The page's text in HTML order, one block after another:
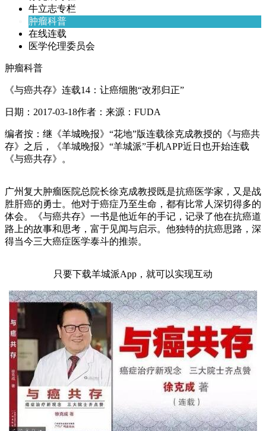
牛立志专栏
肿瘤科普
在线连载
医学伦理委员会
肿瘤科普
《与癌共存》连载14：让癌细胞“改邪归正”
日期： 2017-03-18作者： 来源： FUDA
编者按：继《羊城晚报》“花地”版连载徐克成教授的《与癌共
存》之后，《羊城晚报》“羊城派”手机APP近日也开始连载
《与癌共存》。
广州复大肿瘤医院总院长徐克成教授既是抗癌医学家，又是战
胜肝癌的勇士。他对于癌症乃至生命，都有比常人深切得多的
体会。《与癌共存》一书是他近年的手记，记录了他在抗癌道
路上的故事和思考，富于见闻与启示。他独特的抗癌思路，深
得当今三大癌症医学泰斗的推崇。
只要下载羊城派App，就可以实现互动